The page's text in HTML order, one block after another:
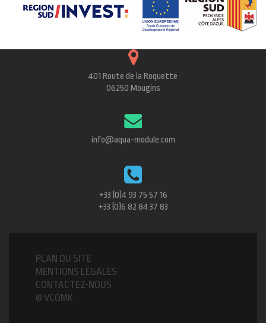
401 Route de la Roquette
06250 Mougins
info@aqua-module.com
+33 (0)4 93 75 57 16
+33 (0)6 82 84 37 83
PLAN DU SITE
MENTIONS LÉGALES
CONTACTEZ-NOUS
© VCOMK